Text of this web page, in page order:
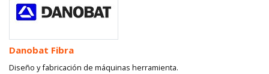
Danobat Fibra
Diseño y fabricación de máquinas herramienta.